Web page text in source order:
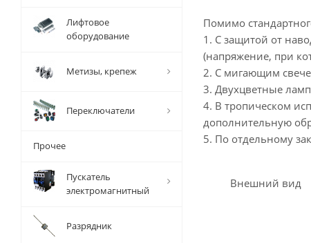
Помимо
1. С защитой от
(напряжение, при
2. С мигающим
3. Двухцветные
4. В тропическом
дополнительную
5. По отдельному
Внешний вид
Лифтовое
оборудование
Метизы, крепеж
Переключатели
Прочее
Пускатель
электромагнитный
Разрядник